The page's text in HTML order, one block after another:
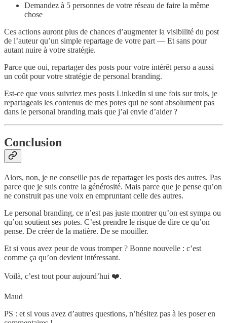
Demandez à 5 personnes de votre réseau de faire la même
chose
Ces actions auront plus de chances d’augmenter la visibilité du post
de l’auteur qu’un simple repartage de votre part — Et sans pour
autant nuire à votre stratégie.
Parce que oui, repartager des posts pour votre intérêt perso a aussi
un coût pour votre stratégie de personal branding.
Est-ce que vous suivriez mes posts LinkedIn si une fois sur trois, je
repartageais les contenus de mes potes qui ne sont absolument pas
dans le personal branding mais que j’ai envie d’aider ?
Conclusion
Alors, non, je ne conseille pas de repartager les posts des autres. Pas
parce que je suis contre la générosité. Mais parce que je pense qu’on
ne construit pas une voix en empruntant celle des autres.
Le personal branding, ce n’est pas juste montrer qu’on est sympa ou
qu’on soutient ses potes. C’est prendre le risque de dire ce qu’on
pense. De créer de la matière. De se mouiller.
Et si vous avez peur de vous tromper ? Bonne nouvelle : c’est
comme ça qu’on devient intéressant.
Voilà, c’est tout pour aujourd’hui ❤️.
Maud
PS : et si vous avez d’autres questions, n’hésitez pas à les poser en